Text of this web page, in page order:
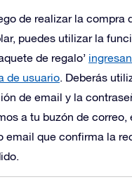
de realizar la compra
puedes utilizar la
de regalo’
de usuario. Deberás
de email y la
a tu buzón de correo,
email que confirma la